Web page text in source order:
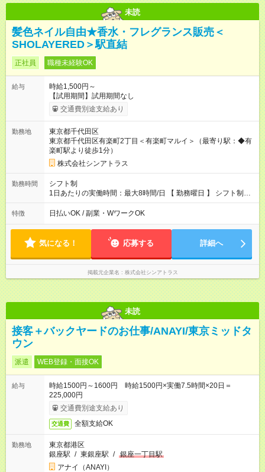
未読
髪色ネイル自由★香水・フレグランス販売＜
SHOLAYERED＞駅直結
正社員 職種未経験OK
給与
時給1,500円～
【試用期間】試用期間なし
交通費別途支給あり
勤務地
東京都千代田区
東京都千代田区有楽町2丁目＜有楽町マルイ＞（最寄り駅：◆有
楽町駅より徒歩1分）
株式会社シンアトラス
勤務時間
シフト制
1日あたりの実働時間：最大8時間/日 【 勤務曜日 】 シフト制
土日祝含む週5日勤務 ※希望休み出せます。 【勤務時間】 9：30
～21：30 の間でシフト制（実働8ｈ＋休憩1h） シフト例（9時
ません
特徴 日払いOK / 副業・WワークOK
気になる！ 応募する 詳細へ
掲載元企業名 株式会社シンアトラス
未読
接客＋バックヤードのお仕事/ANAYI/東京ミッドタ
ウン
派遣 WEB登録・面接OK
給与
時給1500円～1600円 時給1500円×実働7.5時間×20日＝
225,000円
交通費別途支給あり
交通費 全額支給OK
勤務地
東京都港区
銀座駅 / 東銀座駅 / 銀座一丁目駅
アナイ（ANAYI）